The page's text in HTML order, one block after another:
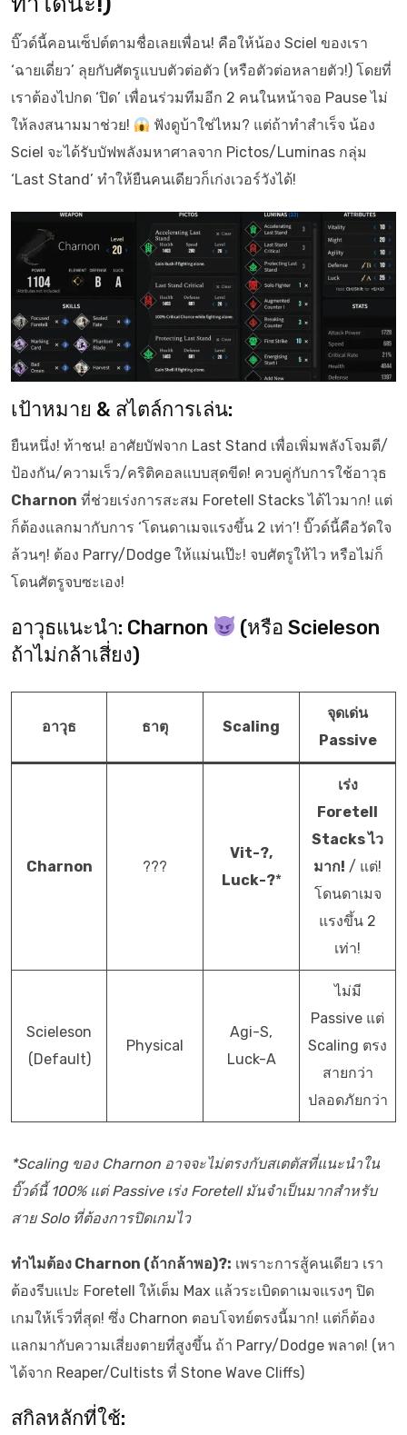
บิ๊วด์นี้คอนเซ็ปต์ตามชื่อเลยเพื่อน! คือให้น้อง Sciel ของเรา
‘ฉายเดี่ยว’ ลุยกับศัตรูแบบตัวต่อตัว (หรือตัวต่อหลายตัว!) โดยที่
เราต้องไปกด ‘ปิด’ เพื่อนร่วมทีมอีก 2 คนในหน้าจอ Pause ไม่
ให้ลงสนามมาช่วย!
ฟังดูบ้าใช่ไหม? แต่ถ้าทำสำเร็จ น้อง
Sciel จะได้รับบัฟพลังมหาศาลจาก Pictos/Luminas กลุ่ม
‘Last Stand’ ทำให้ยืนคนเดียวก็เก่งเวอร์วังได้!
เป้าหมาย & สไตล์การเล่น:
ยืนหนึ่ง! ท้าชน! อาศัยบัฟจาก Last Stand เพื่อเพิ่มพลังโจมตี/
ป้องกัน/ความเร็ว/คริติคอลแบบสุดขีด! ควบคู่กับการใช้อาวุธ
Charnon ที่ช่วยเร่งการสะสม Foretell Stacks ได้ไวมาก! แต่
ก็ต้องแลกมากับการ ‘โดนดาเมจแรงขึ้น 2 เท่า’! บิ๊วด์นี้คือวัดใจ
ล้วนๆ! ต้อง Parry/Dodge ให้แม่นเป๊ะ! จบศัตรูให้ไว หรือไม่ก็
โดนศัตรูจบซะเอง!
อาวุธแนะนำ: Charnon
(หรือ Scieleson
ถ้าไม่กล้าเสี่ยง)
อาวุธ ธาตุ Scaling
จุดเด่น
Passive
Charnon ???
Vit-?,
Luck-?*
เร่ง
Foretell
Stacks ไว
มาก! / แต่!
โดนดาเมจ
แรงขึ้น 2
เท่า!
Scieleson
(Default)
Physical
Agi-S,
Luck-A
ไม่มี
Passive แต่
Scaling ตรง
สายกว่า
ปลอดภัยกว่า
*Scaling ของ Charnon อาจจะไม่ตรงกับสเตตัสที่แนะนำใน
บิ๊วด์นี้ 100% แต่ Passive เร่ง Foretell มันจำเป็นมากสำหรับ
สาย Solo ที่ต้องการปิดเกมไว
ทำไมต้อง Charnon (ถ้ากล้าพอ)?: เพราะการสู้คนเดียว เรา
ต้องรีบแปะ Foretell ให้เต็ม Max แล้วระเบิดดาเมจแรงๆ ปิด
เกมให้เร็วที่สุด! ซึ่ง Charnon ตอบโจทย์ตรงนี้มาก! แต่ก็ต้อง
แลกมากับความเสี่ยงตายที่สูงขึ้น ถ้า Parry/Dodge พลาด! (หา
ได้จาก Reaper/Cultists ที่ Stone Wave Cliffs)
สกิลหลักที่ใช้: